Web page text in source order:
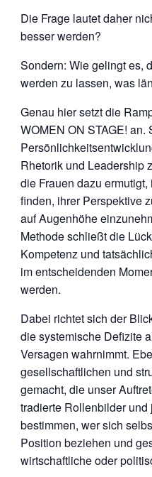
Die Frage lautet daher
besser werden?
Sondern: Wie gelingt es,
werden zu lassen, was
Genau hier setzt die
WOMEN ON STAGE! an.
Rhetorik und Leadership
die Frauen dazu
finden, ihrer Perspektive
auf Augenhöhe
Methode schließt die
Kompetenz und
im entscheidenden
werden.
Dabei richtet sich der
die systemische Defizite
Versagen wahrnimmt.
gesellschaftlichen und
gemacht, die unser
tradierte Rollenbilder und
bestimmen, wer sich
Position beziehen und
wirtschaftliche oder